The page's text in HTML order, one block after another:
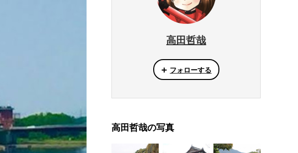
高田哲哉
フォローする
高田哲哉の写真